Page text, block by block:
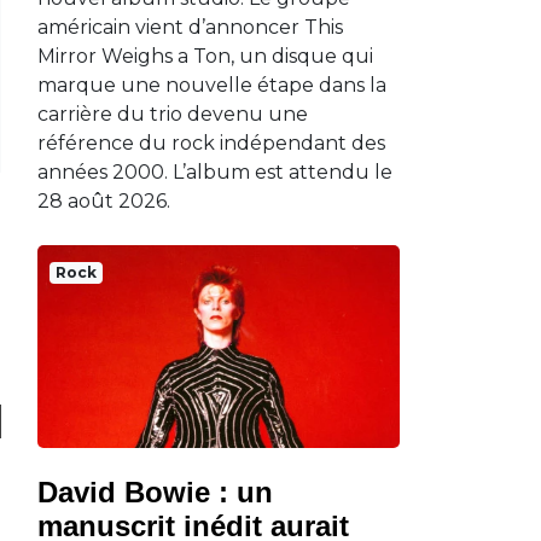
américain vient d’annoncer This
Mirror Weighs a Ton, un disque qui
marque une nouvelle étape dans la
carrière du trio devenu une
référence du rock indépendant des
années 2000. L’album est attendu le
28 août 2026.
Rock
David Bowie : un
manuscrit inédit aurait